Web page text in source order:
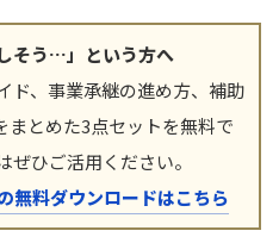
そう…」という方へ
ド、事業承継の進め方、補助
とめた3点セットを無料で
ひご活用ください。
無料ダウンロードはこちら